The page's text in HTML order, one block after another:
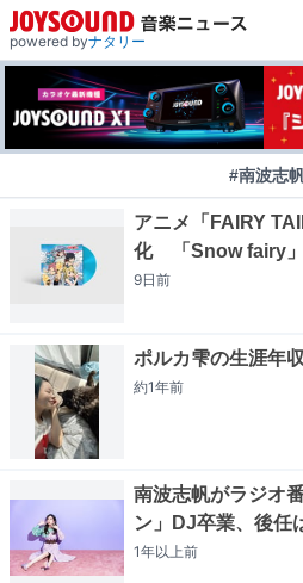
powered byナタリー
#南波志
アニメ「FAIRY
化 「Snow fairy」
9日前
ポルカ雫の生涯年
約1年前
南波志帆がラジオ
ン」DJ卒業、後任
1年以上前